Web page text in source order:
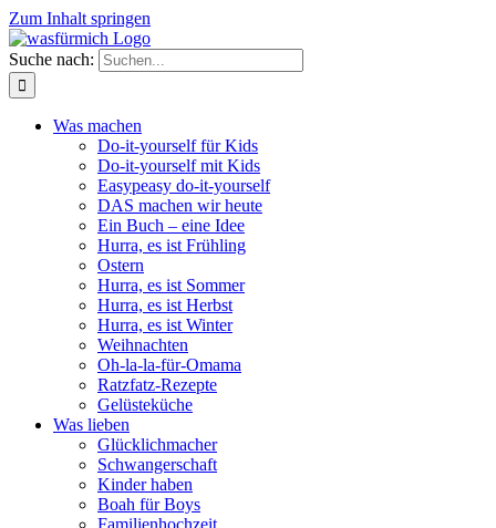
Zum Inhalt springen
Suche nach:
Was machen
Do-it-yourself für Kids
Do-it-yourself mit Kids
Easypeasy do-it-yourself
DAS machen wir heute
Ein Buch – eine Idee
Hurra, es ist Frühling
Ostern
Hurra, es ist Sommer
Hurra, es ist Herbst
Hurra, es ist Winter
Weihnachten
Oh-la-la-für-Omama
Ratzfatz-Rezepte
Gelüsteküche
Was lieben
Glücklichmacher
Schwangerschaft
Kinder haben
Boah für Boys
Familienhochzeit